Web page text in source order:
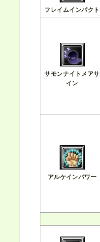
フレイムインパクト
サモンナイトメアサ
イン
アルケインパワー